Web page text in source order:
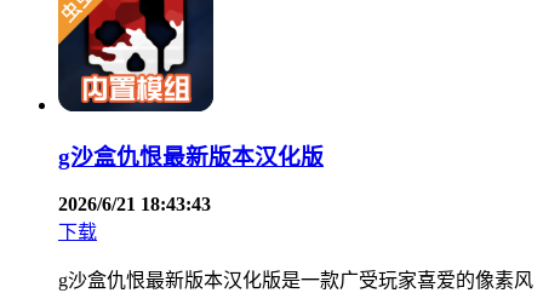
g沙盒仇恨最新版本汉化版
2026/6/21 18:43:43
下载
g沙盒仇恨最新版本汉化版是一款广受玩家喜爱的像素风